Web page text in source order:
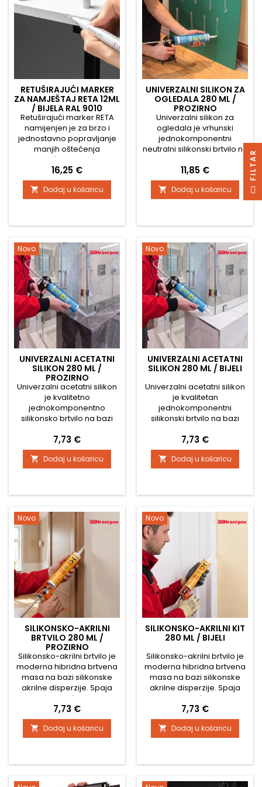
RETUŠIRAJUĆI MARKER
ZA NAMJEŠTAJ RETA 12ML
/ BIJELA RAL 9010
Retuširajući marker RETA
namijenjen je za brzo i
jednostavno popravljanje
manjih oštećenja
namještaja i drvenih
površina. Učinkovito
prekriva ogrebotine,
oguljenja, male pukotine i
oštećene rubove na
folijama ili furniru.
vrhu, nanošenje je vrlo
jednostavno i precizno.
Boja se brzo suši, nakon...
Cijena
16,25 €
 Dodaj u košaricu
UNIVERZALNI SILIKON ZA
OGLEDALA 280 ML /
PROZIRNO
Univerzalni silikon za
ogledala je vrhunski
jednokomponentni
neutralni silikonski brtvilo na
posebno razvijen za
sigurno lijepljenje i
brtvljenje ogledala,
staklenih elemenata i
razliku od acetatnih
ogledala (amalgam) niti
osjetljive metale te tijekom
očvršćivanja ne...
Cijena
11,85 €
 Dodaj u košaricu
Novo
UNIVERZALNI ACETATNI
SILIKON 280 ML /
PROZIRNO
Univerzalni acetatni silikon
je kvalitetno
jednokomponentno
silikonsko brtvilo na bazi
namijenjeno za stvaranje
trajno elastičnih i
vodonepropusnih spojeva.
Stvrdnjava djelovanjem
elastičan prozirni spoj s
većinu neporoznih
materijala. Prozirna
izvedba je idealna...
Cijena
7,73 €
 Dodaj u košaricu
Novo
UNIVERZALNI ACETATNI
SILIKON 280 ML / BIJELI
Univerzalni acetatni silikon
je kvalitetan
jednokomponentni
silikonski brtvilo na bazi
namijenjen za stvaranje
trajno elastičnih i
vodonepropusnih spojeva.
Stvrdnjava djelovanjem
elastičan spoj s izvrsnom
neporoznih materijala.
Odlikuje se visokom
otpornošću na UV...
Cijena
7,73 €
 Dodaj u košaricu
Novo
SILIKONSKO-AKRILNI
BRTVILO 280 ML /
PROZIRNO
Silikonsko-akrilni brtvilo je
moderna hibridna brtvena
masa na bazi silikonske
akrilne disperzije. Spaja
prednosti klasičnog akrila s
elastičnošću silikona,
zahvaljujući čemu je
idealan za brtvljenje
spojeva izloženih
vibracijama i vlazi. Nakon
elastičan transparentan
Cijena
7,73 €
 Dodaj u košaricu
Novo
SILIKONSKO-AKRILNI KIT
280 ML / BIJELI
Silikonsko-akrilni brtvilo je
moderna hibridna brtvena
masa na bazi silikonske
akrilne disperzije. Spaja
prednosti klasičnog akrila s
elastičnošću silikona, zbog
čega je idealno za
brtvljenje spojeva izloženih
blagim pomacima,
stvrdnjavanja stvara trajno
čistom bijelom površinom.
Cijena
7,73 €
 Dodaj u košaricu
R